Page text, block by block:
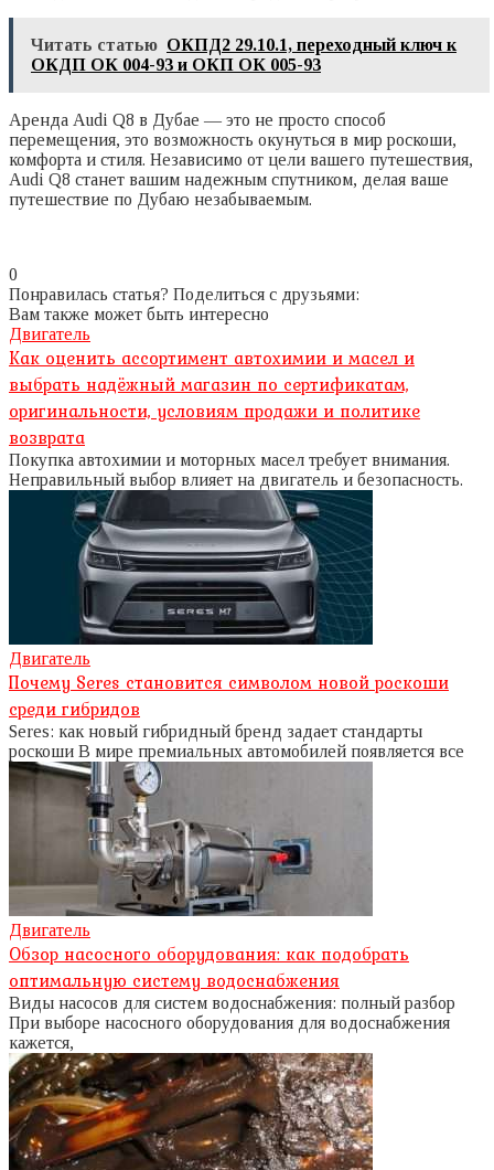
Читать статью ОКПД2 29.10.1, переходный ключ к
ОКДП ОК 004-93 и ОКП ОК 005-93
Аренда Audi Q8 в Дубае — это не просто способ
перемещения, это возможность окунуться в мир роскоши,
комфорта и стиля. Независимо от цели вашего путешествия,
Audi Q8 станет вашим надежным спутником, делая ваше
путешествие по Дубаю незабываемым.
0
Понравилась статья? Поделиться с друзьями:
Вам также может быть интересно
Двигатель
Как оценить ассортимент автохимии и масел и
выбрать надёжный магазин по сертификатам,
оригинальности, условиям продажи и политике
возврата
Покупка автохимии и моторных масел требует внимания.
Неправильный выбор влияет на двигатель и безопасность.
Двигатель
Почему Seres становится символом новой роскоши
среди гибридов
Seres: как новый гибридный бренд задает стандарты
роскоши В мире премиальных автомобилей появляется все
Двигатель
Обзор насосного оборудования: как подобрать
оптимальную систему водоснабжения
Виды насосов для систем водоснабжения: полный разбор
При выборе насосного оборудования для водоснабжения
кажется,